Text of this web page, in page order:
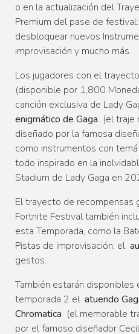
o en la actualización del
Premium del pase de
desbloquear nuevos
improvisación y mucho más.
Los jugadores con el
(disponible por 1,800
canción exclusiva de Lady
enigmático de Gaga (el traje
diseñado por la famosa
como instrumentos con
todo inspirado en la
Stadium de Lady Gaga en
El trayecto de recompensas
Fortnite Festival también
esta Temporada, como la
Pistas de improvisación, el
gestos.
También estarán disponibles
temporada 2 el atuendo
Chromatica (el memorable
por el famoso diseñador